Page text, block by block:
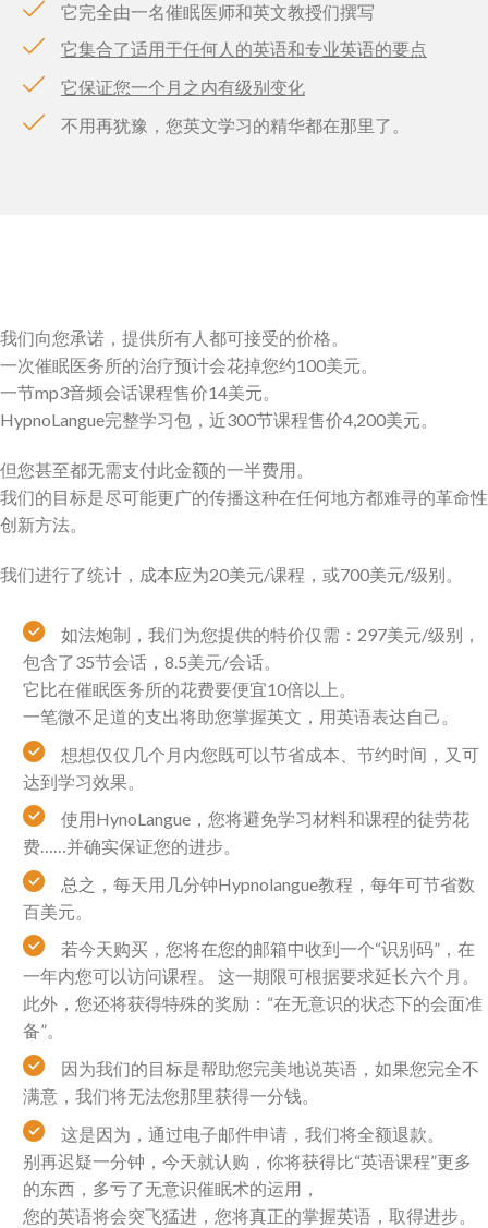
它完全由一名催眠医师和英文教授们撰写
它集合了适用于任何人的英语和专业英语的要点
它保证您一个月之内有级别变化
不用再犹豫，您英文学习的精华都在那里了。
我们向您承诺，提供所有人都可接受的价格。
一次催眠医务所的治疗预计会花掉您约100美元。
一节mp3音频会话课程售价14美元。
HypnoLangue完整学习包，近300节课程售价4,200美元。
但您甚至都无需支付此金额的一半费用。
我们的目标是尽可能更广的传播这种在任何地方都难寻的革命性
创新方法。
我们进行了统计，成本应为20美元/课程，或700美元/级别。
如法炮制，我们为您提供的特价仅需：297美元/级别，
包含了35节会话，8.5美元/会话。
它比在催眠医务所的花费要便宜10倍以上。
一笔微不足道的支出将助您掌握英文，用英语表达自己。
想想仅仅几个月内您既可以节省成本、节约时间，又可
达到学习效果。
使用HynoLangue，您将避免学习材料和课程的徒劳花
费……并确实保证您的进步。
总之，每天用几分钟Hypnolangue教程，每年可节省数
百美元。
若今天购买，您将在您的邮箱中收到一个“识别码”，在
一年内您可以访问课程。 这一期限可根据要求延长六个月。
此外，您还将获得特殊的奖励：“在无意识的状态下的会面准
备”。
因为我们的目标是帮助您完美地说英语，如果您完全不
满意，我们将无法您那里获得一分钱。
这是因为，通过电子邮件申请，我们将全额退款。
别再迟疑一分钟，今天就认购，你将获得比“英语课程”更多
的东西，多亏了无意识催眠术的运用，
您的英语将会突飞猛进，您将真正的掌握英语，取得进步。